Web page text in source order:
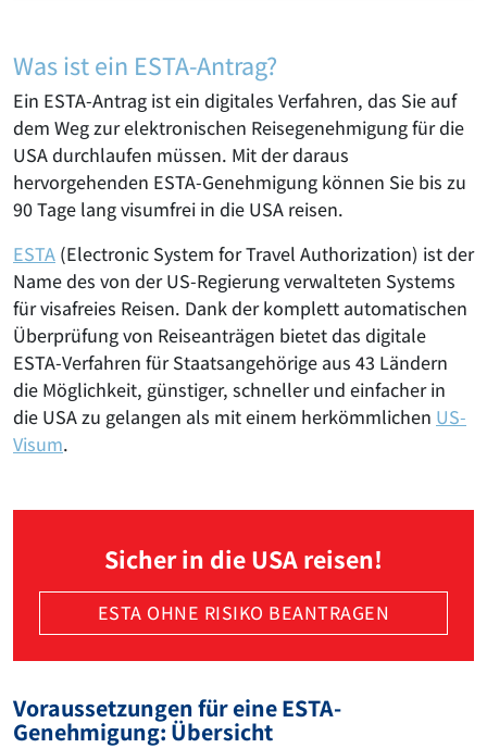
Was ist ein ESTA-Antrag?
Ein ESTA-Antrag ist ein digitales Verfahren, das Sie auf
dem Weg zur elektronischen Reisegenehmigung für die
USA durchlaufen müssen. Mit der daraus
hervorgehenden ESTA-Genehmigung können Sie bis zu
90 Tage lang visumfrei in die USA reisen.
ESTA (Electronic System for Travel Authorization) ist der
Name des von der US-Regierung verwalteten Systems
für visafreies Reisen. Dank der komplett automatischen
Überprüfung von Reiseanträgen bietet das digitale
ESTA-Verfahren für Staatsangehörige aus 43 Ländern
die Möglichkeit, günstiger, schneller und einfacher in
die USA zu gelangen als mit einem herkömmlichen US-
Visum.
Sicher in die USA reisen!
ESTA OHNE RISIKO BEANTRAGEN
Voraussetzungen für eine ESTA-
Genehmigung: Übersicht